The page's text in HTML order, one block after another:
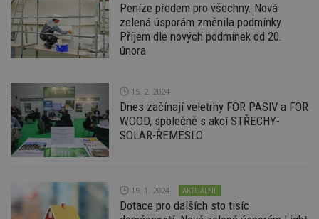
Peníze předem pro všechny. Nová
zelená úsporám změnila podmínky.
Příjem dle nových podmínek od 20.
února
15. 2. 2024
Dnes začínají veletrhy FOR PASIV a FOR
WOOD, společně s akcí STŘECHY-
SOLAR-ŘEMESLO
19. 1. 2024 AKTUÁLNĚ
Dotace pro dalších sto tisíc